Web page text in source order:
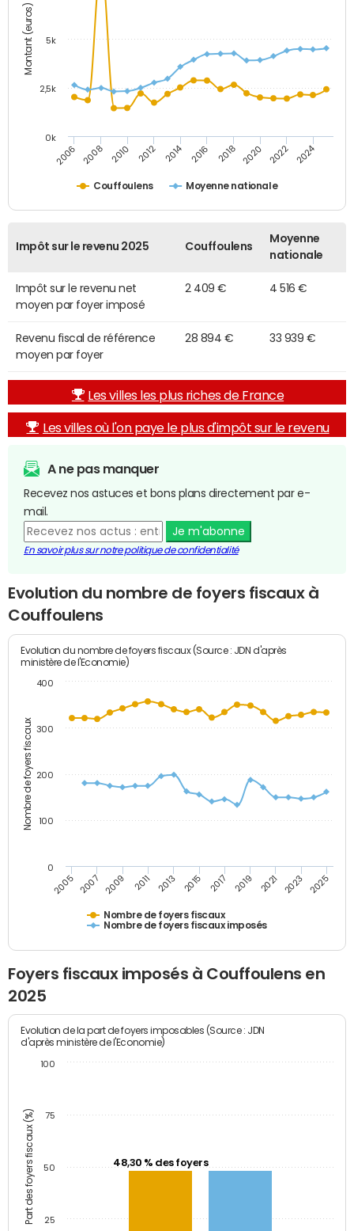
Montant (euros)
Couffoulens Moyenne nationale
2006 2008 2010 2012 2014 2016 2018 2020 2022 2024
0k
2,5k
5k
Impôt sur le revenu 2025 Couffoulens
Moyenne
nationale
Impôt sur le revenu net
moyen par foyer imposé
2 409 € 4 516 €
Revenu fiscal de référence
moyen par foyer
28 894 € 33 939 €
Les villes les plus riches de France
Les villes où l'on paye le plus d'impôt sur le revenu
A ne pas manquer
Recevez nos astuces et bons plans directement par e-
mail.
Je m'abonne
En savoir plus sur notre politique de confidentialité
Evolution du nombre de foyers fiscaux à
Couffoulens
Nombre de foyers fiscaux
Evolution du nombre de foyers fiscaux (Source : JDN d'après
ministère de l'Economie)
Nombre de foyers fiscaux
Nombre de foyers fiscaux imposés
2005 2007 2009 2011 2013 2015 2017 2019 2021 2023 2025
0
100
200
300
400
Foyers fiscaux imposés à Couffoulens en
2025
Part des foyers fiscaux (%)
Evolution de la part de foyers imposables (Source : JDN
d'après ministère de l'Economie)
48,30 % des foyers
25
50
75
100